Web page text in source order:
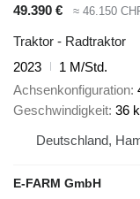
49.390 €
≈ 46.150
Traktor - Radtraktor
2023
1 M/Std.
Achsenkonfiguration
Geschwindigkeit 36
Deutschland,
E-FARM GmbH